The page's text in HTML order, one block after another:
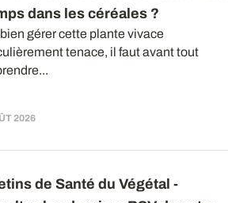
dans les céréales ?
gérer cette plante vivace
tenace, il faut avant tout
2026
de Santé du Végétal -